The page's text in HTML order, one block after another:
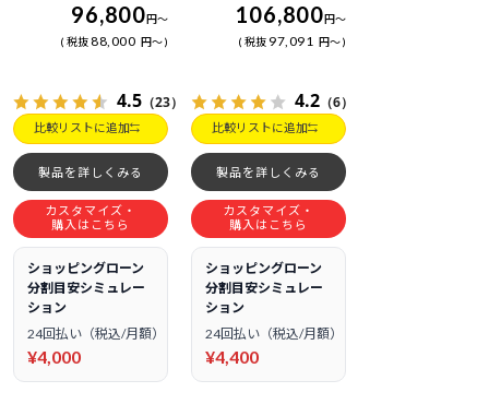
96,800円～
税抜88,000 円～
4.5 （23）
比較リストに追加
製品を詳しくみる
カスタマイズ・
購入はこちら
ショッピングローン
分割目安シミュレー
ション
24回払い（税込/月額）
¥4,000
106,800円～
税抜 97,091 円～
4.2 （6）
比較リストに追加
製品を詳しくみる
カスタマイズ・
購入はこちら
ショッピングローン
分割目安シミュレー
ション
24回払い（税込/月額）
¥4,400